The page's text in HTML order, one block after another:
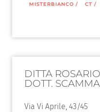
MISTERBIANCO / CT /
DITTA
DOTT.
Via Vi Aprile, 43/45